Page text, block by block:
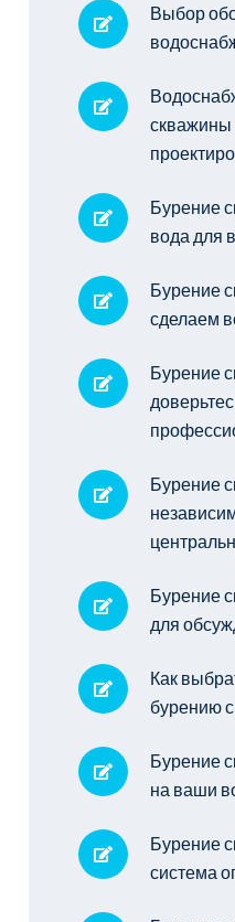
Выбор
скважины
Бурение
вода для
Бурение
сделаем
Бурение
Бурение
Бурение
для
Как
бурению
Бурение
на ваши
Бурение
система